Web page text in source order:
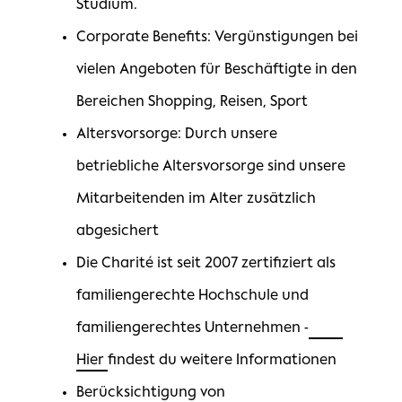
Studium.
Corporate Benefits: Vergünstigungen bei
vielen Angeboten für Beschäftigte in den
Bereichen Shopping, Reisen, Sport
Altersvorsorge: Durch unsere
betriebliche Altersvorsorge sind unsere
Mitarbeitenden im Alter zusätzlich
abgesichert
Die Charité ist seit 2007 zertifiziert als
familiengerechte Hochschule und
familiengerechtes Unternehmen -
Hier findest du weitere Informationen
Berücksichtigung von